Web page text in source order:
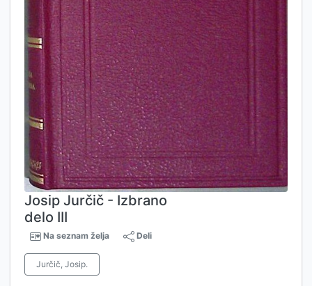
Josip Jurčič - Izbrano
delo III
Na seznam želja Deli
Jurčič, Josip.